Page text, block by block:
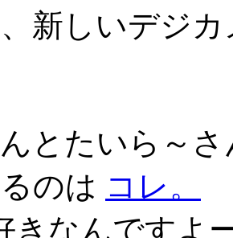
新しいデジ
とたいら～
のは コレ。
きなんですよ